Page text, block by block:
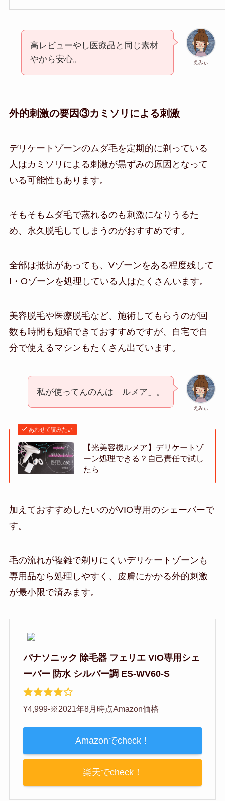
えみぃ
高レビューやし医療品と同じ素材
やから安心。
外的刺激の要因③カミソリによる刺激
デリケートゾーンのムダ毛を定期的に剃っている
人はカミソリによる刺激が黒ずみの原因となって
いる可能性もあります。
そもそもムダ毛で蒸れるのも刺激になりうるた
め、永久脱毛してしまうのがおすすめです。
全部は抵抗があっても、Vゾーンをある程度残して
I・Oゾーンを処理している人はたくさんいます。
美容脱毛や医療脱毛など、施術してもらうのが回
数も時間も短縮できておすすめですが、自宅で自
分で使えるマシンもたくさん出ています。
えみぃ
私が使ってんのんは「ルメア」。
あわせて読みたい
【光美容機ルメア】デリケートゾ
ーン処理できる？自己責任で試し
たら
加えておすすめしたいのがVIO専用のシェーバーで
す。
毛の流れが複雑で剃りにくいデリケートゾーンも
専用品なら処理しやすく、皮膚にかかる外的刺激
が最小限で済みます。
パナソニック 除毛器 フェリエ VIO専用シェ
ーバー 防水 シルバー調 ES-WV60-S
¥4,999‐※2021年8月時点Amazon価格
Amazonでcheck！
楽天でcheck！